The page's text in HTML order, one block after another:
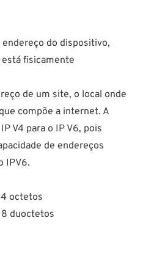
do dispositivo,
fisicamente
de um site, o local onde
compõe a internet. A
V4 para o IP V6, pois
de endereços
IPV6.
4 octetos
duoctetos